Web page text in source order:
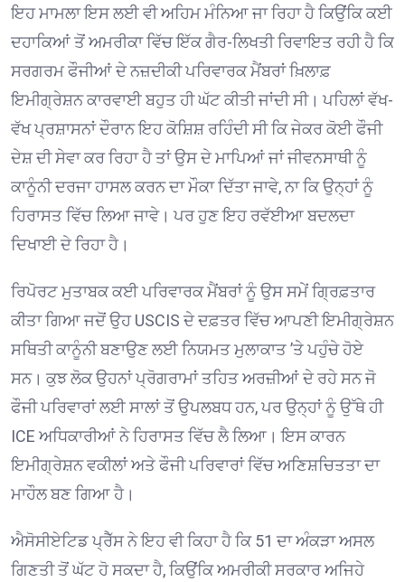
ਇਹ ਮਾਮਲਾ ਇਸ ਲਈ ਵੀ ਅਹਿਮ ਮੰਨਿਆ ਜਾ ਰਿਹਾ ਹੈ ਕਿਉਂਕਿ ਕਈ
ਦਹਾਕਿਆਂ ਤੋਂ ਅਮਰੀਕਾ ਵਿੱਚ ਇੱਕ ਗੈਰ-ਲਿਖਤੀ ਰਿਵਾਇਤ ਰਹੀ ਹੈ ਕਿ
ਸਰਗਰਮ ਫੌਜੀਆਂ ਦੇ ਨਜ਼ਦੀਕੀ ਪਰਿਵਾਰਕ ਮੈਂਬਰਾਂ ਖ਼ਿਲਾਫ਼
ਇਮੀਗ੍ਰੇਸ਼ਨ ਕਾਰਵਾਈ ਬਹੁਤ ਹੀ ਘੱਟ ਕੀਤੀ ਜਾਂਦੀ ਸੀ। ਪਹਿਲਾਂ ਵੱਖ-
ਵੱਖ ਪ੍ਰਸ਼ਾਸਨਾਂ ਦੌਰਾਨ ਇਹ ਕੋਸ਼ਿਸ਼ ਰਹਿੰਦੀ ਸੀ ਕਿ ਜੇਕਰ ਕੋਈ ਫੌਜੀ
ਦੇਸ਼ ਦੀ ਸੇਵਾ ਕਰ ਰਿਹਾ ਹੈ ਤਾਂ ਉਸ ਦੇ ਮਾਪਿਆਂ ਜਾਂ ਜੀਵਨਸਾਥੀ ਨੂੰ
ਕਾਨੂੰਨੀ ਦਰਜਾ ਹਾਸਲ ਕਰਨ ਦਾ ਮੌਕਾ ਦਿੱਤਾ ਜਾਵੇ, ਨਾ ਕਿ ਉਨ੍ਹਾਂ ਨੂੰ
ਹਿਰਾਸਤ ਵਿੱਚ ਲਿਆ ਜਾਵੇ। ਪਰ ਹੁਣ ਇਹ ਰਵੱਈਆ ਬਦਲਦਾ
ਦਿਖਾਈ ਦੇ ਰਿਹਾ ਹੈ। ⁠
ਰਿਪੋਰਟ ਮੁਤਾਬਕ ਕਈ ਪਰਿਵਾਰਕ ਮੈਂਬਰਾਂ ਨੂੰ ਉਸ ਸਮੇਂ ਗ੍ਰਿਫ਼ਤਾਰ
ਕੀਤਾ ਗਿਆ ਜਦੋਂ ਉਹ USCIS ਦੇ ਦਫ਼ਤਰ ਵਿੱਚ ਆਪਣੀ ਇਮੀਗ੍ਰੇਸ਼ਨ
ਸਥਿਤੀ ਕਾਨੂੰਨੀ ਬਣਾਉਣ ਲਈ ਨਿਯਮਤ ਮੁਲਾਕਾਤ ’ਤੇ ਪਹੁੰਚੇ ਹੋਏ
ਸਨ। ਕੁਝ ਲੋਕ ਉਹਨਾਂ ਪ੍ਰੋਗਰਾਮਾਂ ਤਹਿਤ ਅਰਜ਼ੀਆਂ ਦੇ ਰਹੇ ਸਨ ਜੋ
ਫੌਜੀ ਪਰਿਵਾਰਾਂ ਲਈ ਸਾਲਾਂ ਤੋਂ ਉਪਲਬਧ ਹਨ, ਪਰ ਉਨ੍ਹਾਂ ਨੂੰ ਉੱਥੇ ਹੀ
ICE ਅਧਿਕਾਰੀਆਂ ਨੇ ਹਿਰਾਸਤ ਵਿੱਚ ਲੈ ਲਿਆ। ਇਸ ਕਾਰਨ
ਇਮੀਗ੍ਰੇਸ਼ਨ ਵਕੀਲਾਂ ਅਤੇ ਫੌਜੀ ਪਰਿਵਾਰਾਂ ਵਿੱਚ ਅਣਿਸ਼ਚਿਤਤਾ ਦਾ
ਮਾਹੌਲ ਬਣ ਗਿਆ ਹੈ। ⁠
ਐਸੋਸੀਏਟਿਡ ਪ੍ਰੈੱਸ ਨੇ ਇਹ ਵੀ ਕਿਹਾ ਹੈ ਕਿ 51 ਦਾ ਅੰਕੜਾ ਅਸਲ
ਗਿਣਤੀ ਤੋਂ ਘੱਟ ਹੋ ਸਕਦਾ ਹੈ, ਕਿਉਂਕਿ ਅਮਰੀਕੀ ਸਰਕਾਰ ਅਜਿਹੇ